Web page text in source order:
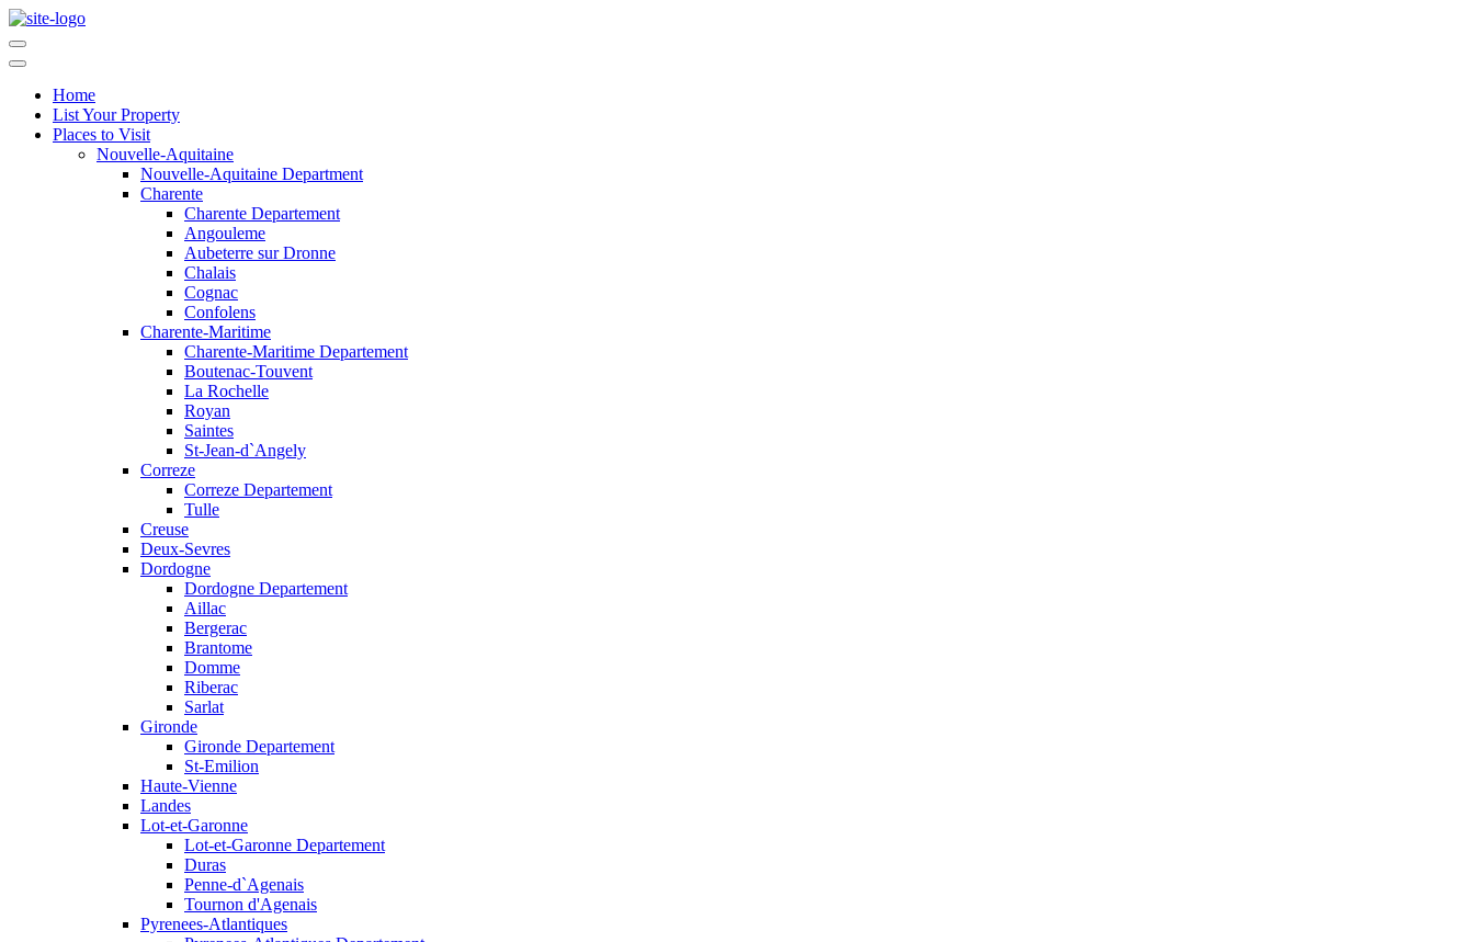
Home
List Your Property
Places to Visit
Nouvelle-Aquitaine
Nouvelle-Aquitaine Department
Charente
Charente Departement
Angouleme
Aubeterre sur Dronne
Chalais
Cognac
Confolens
Charente-Maritime
Charente-Maritime Departement
Boutenac-Touvent
La Rochelle
Royan
Saintes
St-Jean-d`Angely
Correze
Correze Departement
Tulle
Creuse
Deux-Sevres
Dordogne
Dordogne Departement
Aillac
Bergerac
Brantome
Domme
Riberac
Sarlat
Gironde
Gironde Departement
St-Emilion
Haute-Vienne
Landes
Lot-et-Garonne
Lot-et-Garonne Departement
Duras
Penne-d`Agenais
Tournon d'Agenais
Pyrenees-Atlantiques